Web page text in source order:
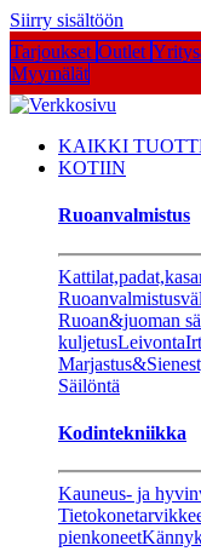
Siirry sisältöön
Tarjoukset Outlet
Myymälät
KAIKKI
KOTIIN
Ruoanvalmistus
Ruoan&juoman
kuljetusLeivonta
Säilöntä
Kodintekniikka
Kauneus- ja
pienkoneet